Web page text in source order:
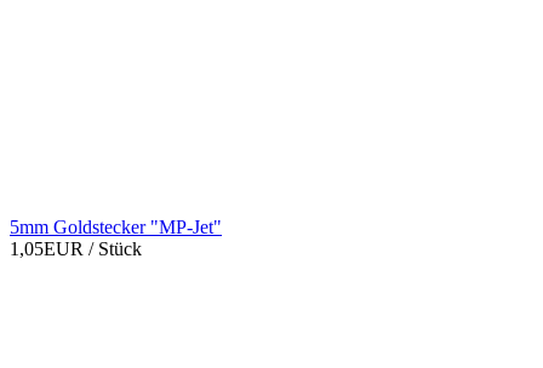
5mm Goldstecker "MP-Jet"
1,05EUR / Stück